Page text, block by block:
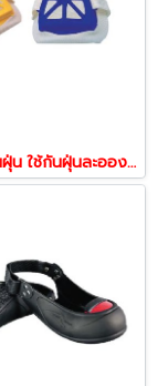
หน้ากากกันฝุ่น ใช้กันฝุ่นละออง หรือฝุ่นเหล็กได้